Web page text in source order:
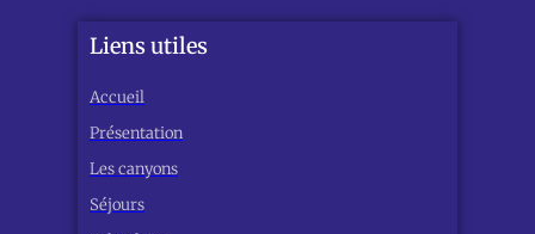
Liens utiles
Accueil
Présentation
Les canyons
Séjours